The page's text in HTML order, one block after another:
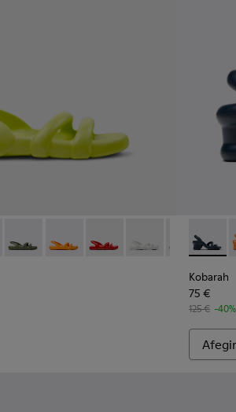
Per a home.
verdes Per a home.
taronja Per a home.
de color vermell.
- Sandal de color groc.
011 - Sandàlia de color blau.
- K100957-006 - Sandàlia de color
Flat - K100957-005 - Sandàlia
Kobarah Flat - K100957-004 -
Kobarah Flat - K100957-003 -
Kobarah Flat -
K100957-012 - Sandal de color groc.
Flat - K100957-021 - Sandàlies
Kobarah Flat - K100957-018 - Sandàlies
Kobarah Flat - K100957-017 -
Kobarah Flat - K100957-
Kobarah Flat -
Kobarah
Kobarah
75 €
125 € -40%
Afegir